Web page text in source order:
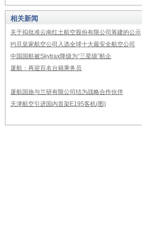
相关新闻
关于拟批准云南红土航空股份有限公司筹建的公示
约旦皇家航空公司入选全球十大最安全航空公司
中国国航被Skytrax降级为“三星级”航企
厦航：再迎百名台籍乘务员
厦航国旅与兰研有限公司结为战略合作伙伴
天津航空引进国内首架E195客机(图)